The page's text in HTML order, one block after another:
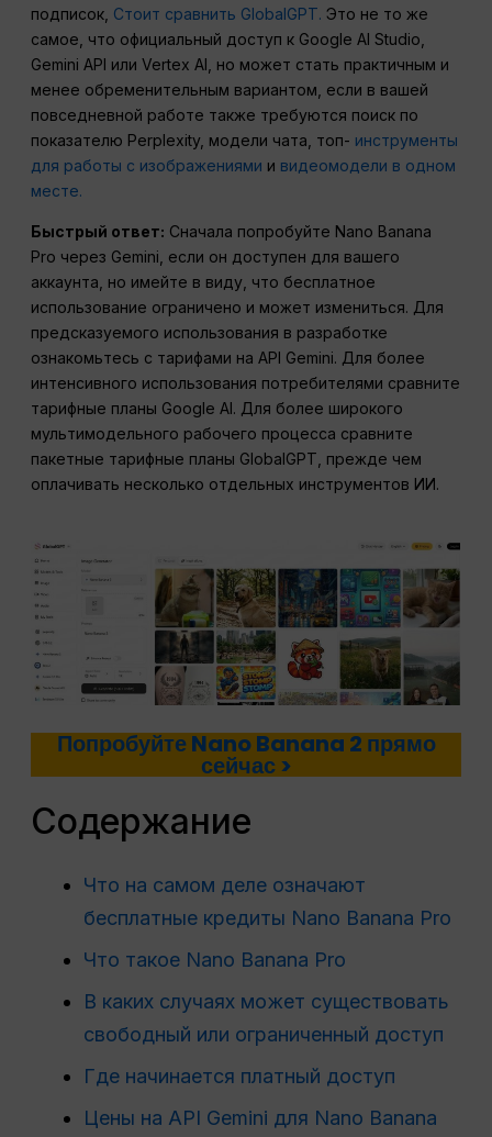
подписок, Стоит сравнить GlobalGPT. Это не то же
самое, что официальный доступ к Google AI Studio,
Gemini API или Vertex AI, но может стать практичным и
менее обременительным вариантом, если в вашей
повседневной работе также требуются поиск по
показателю Perplexity, модели чата, топ- инструменты
для работы с изображениями и видеомодели в одном
месте.
Быстрый ответ: Сначала попробуйте Nano Banana
Pro через Gemini, если он доступен для вашего
аккаунта, но имейте в виду, что бесплатное
использование ограничено и может измениться. Для
предсказуемого использования в разработке
ознакомьтесь с тарифами на API Gemini. Для более
интенсивного использования потребителями сравните
тарифные планы Google AI. Для более широкого
мультимодельного рабочего процесса сравните
пакетные тарифные планы GlobalGPT, прежде чем
оплачивать несколько отдельных инструментов ИИ.
Попробуйте Nano Banana 2 прямо
сейчас >
Содержание
Что на самом деле означают
бесплатные кредиты Nano Banana Pro
Что такое Nano Banana Pro
В каких случаях может существовать
свободный или ограниченный доступ
Где начинается платный доступ
Цены на API Gemini для Nano Banana